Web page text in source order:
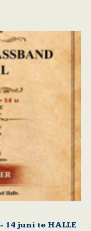
14 juni te HALLE